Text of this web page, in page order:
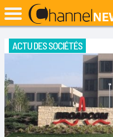
ACTU DES SOCIÉTÉS